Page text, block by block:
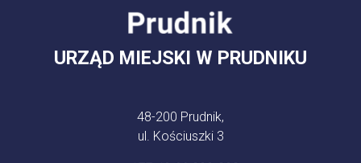
URZĄD MIEJSKI W PRUDNIKU
48-200 Prudnik,
ul. Kościuszki 3